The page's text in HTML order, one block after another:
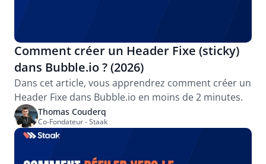
Comment créer un Header Fixe (sticky)
dans Bubble.io ? (2026)
Dans cet article, vous apprendrez comment créer un
Header Fixe dans Bubble.io en moins de 2 minutes.
Thomas Couderq
Co-Fondateur - Staak